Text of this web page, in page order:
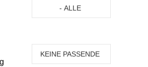
- ALLE
KEINE PASSENDE